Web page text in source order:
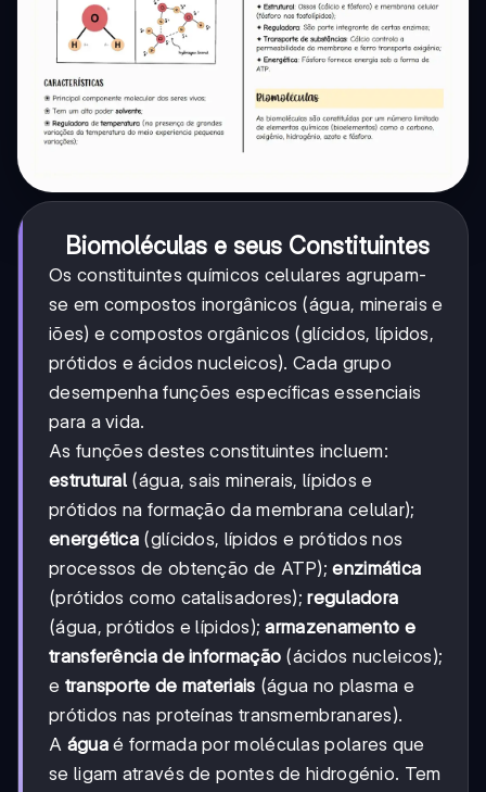
Biomoléculas e seus Constituintes
Os constituintes químicos celulares agrupam-
se em compostos inorgânicos (água, minerais e
iões) e compostos orgânicos (glícidos, lípidos,
prótidos e ácidos nucleicos). Cada grupo
desempenha funções específicas essenciais
para a vida.
As funções destes constituintes incluem:
estrutural (água, sais minerais, lípidos e
prótidos na formação da membrana celular);
energética (glícidos, lípidos e prótidos nos
processos de obtenção de ATP);enzimática
(prótidos como catalisadores);reguladora
(água, prótidos e lípidos);armazenamento e
transferência de informação (ácidos nucleicos);
e transporte de materiais (água no plasma e
prótidos nas proteínas transmembranares).
A águaé formada por moléculas polares que
se ligam através de pontes de hidrogénio. Tem